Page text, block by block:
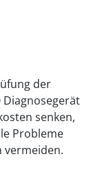
der
senken,
Probleme
vermeiden.